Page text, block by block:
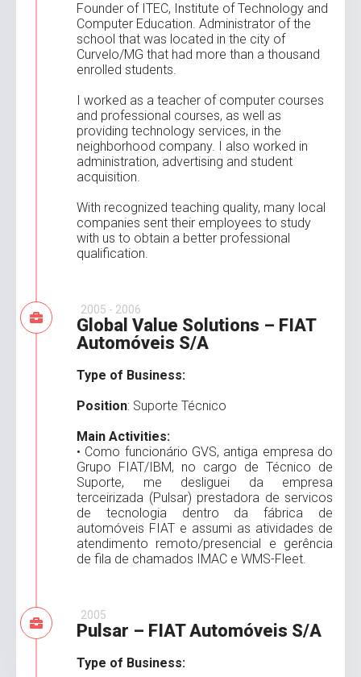
Founder of ITEC, Institute of Technology and
Computer Education. Administrator of the
school that was located in the city of
Curvelo/MG that had more than a thousand
enrolled students.
I worked as a teacher of computer courses
and professional courses, as well as
providing technology services, in the
neighborhood company. I also worked in
administration, advertising and student
acquisition.
With recognized teaching quality, many local
companies sent their employees to study
with us to obtain a better professional
qualification.
2005 - 2006
Global Value Solutions – FIAT
Automóveis S/A
Type of Business:
Position: Suporte Técnico
Main Activities:
• Como funcionário GVS, antiga empresa do
Grupo FIAT/IBM, no cargo de Técnico de
Suporte, me desliguei da empresa
terceirizada (Pulsar) prestadora de servicos
de tecnologia dentro da fábrica de
automóveis FIAT e assumi as atividades de
atendimento remoto/presencial e gerência
de fila de chamados IMAC e WMS-Fleet.
2005
Pulsar – FIAT Automóveis S/A
Type of Business: